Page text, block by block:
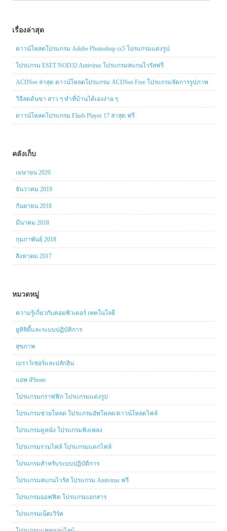
เรื่องล่าสุด
ดาวน์โหลดโปรแกรม Adobe Photoshop cs5 โปรแกรมแต่งรูป
โปรแกรม ESET NOD32 Antivirus โปรแกรมสแกนไวรัสฟรี
ACDSee ล่าสุด ดาวน์โหลดโปรแกรม ACDSee Free โปรแกรมจัดการรูปภาพ
วิธีลดต้นขา สาว ๆ ทำที่บ้านได้เองง่าย ๆ
ดาวน์โหลดโปรแกรม Flash Player 17 ล่าสุด ฟรี
คลังเก็บ
เมษายน 2020
ธันวาคม 2019
กันยายน 2018
มีนาคม 2018
กุมภาพันธ์ 2018
สิงหาคม 2017
หมวดหมู่
ความรู้เกี่ยวกับคอมพิวเตอร์ เทคโนโลยี
ยูทิลิตี้และระบบปฏิบัติการ
สุขภาพ
เบราว์เซอร์และปลักอิน
แอพ iPhone
โปรแกรมกราฟฟิก โปรแกรมแต่งรูป
โปรแกรมช่วยโหลด โปรแกรมอัพโหลด/ดาวน์โหลดไฟล์
โปรแกรมดูหนัง โปรแกรมฟังเพลง
โปรแกรมรวมไฟล์ โปรแกรมแตกไฟล์
โปรแกรมสำหรับระบบปฏิบัติการ
โปรแกรมสแกนไวรัส โปรแกรม Antivirus ฟรี
โปรแกรมออฟฟิต โปรแกรมเอกสาร
โปรแกรมเน็ตเวิร์ค